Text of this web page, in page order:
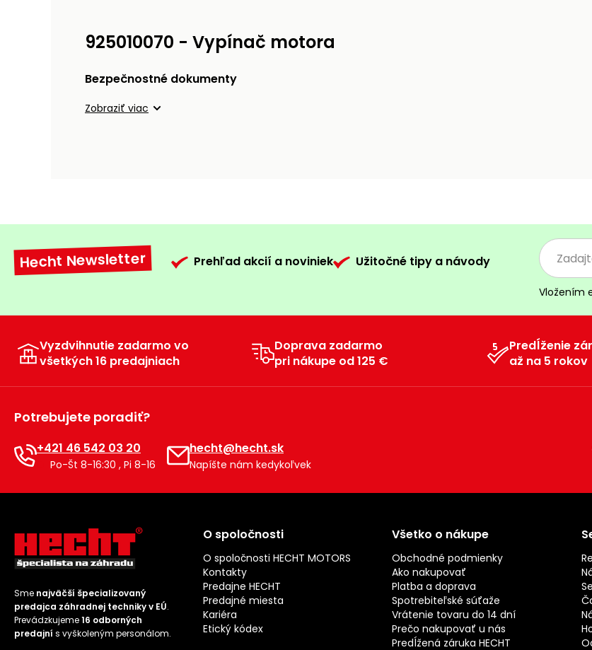
925010070 - Vypínač motora
Bezpečnostné dokumenty
Zobraziť viac
Hecht Newsletter Prehľad akcií a noviniek Užitočné tipy a návody
Vložením
Vyzdvihnutie zadarmo vo
všetkých 16 predajniach
Doprava zadarmo
pri nákupe od 125 €
Predĺženie
až na 5 rokov
Potrebujete poradiť?
+421 46 542 03 20
Po-Št 8-16:30 , Pi 8-16
hecht@hecht.sk
Napíšte nám kedykoľvek
Sme najväčší špecializovaný
predajca záhradnej techniky v EÚ.
Prevádzkujeme16 odborných
predajní s vyškoleným personálom.
O spoločnosti
O spoločnosti HECHT MOTORS
Kontakty
Predajne HECHT
Predajné miesta
Kariéra
Etický kódex
Všetko o nákupe
Obchodné podmienky
Ako nakupovať
Platba a doprava
Spotrebiteľské súťaže
Vrátenie tovaru do 14 dní
Prečo nakupovať u nás
Predĺžená záruka HECHT